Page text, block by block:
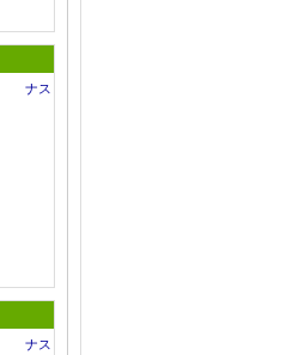
ナス
ナス